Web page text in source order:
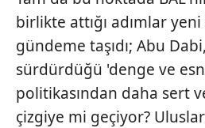
birlikte attığı adımlar
gündeme taşıdı; Abu
sürdürdüğü 'denge ve
politikasından daha sert
çizgiye mi geçiyor?